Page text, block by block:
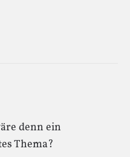
denn ein
Thema?